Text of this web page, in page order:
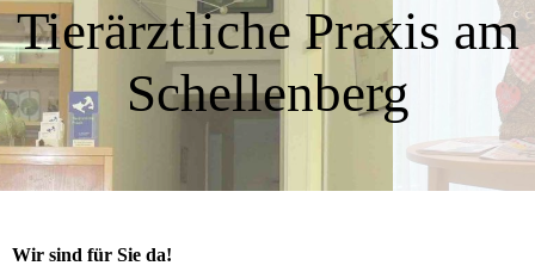
Tierärztliche Praxis am
Schellenberg
Wir sind für Sie da!